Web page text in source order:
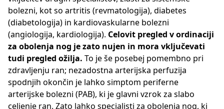
bolezni, kot so artritis (revmatologija), diabetes
(diabetologija) in kardiovaskularne bolezni
(angiologija, kardiologija). Celovit pregled v ordinaciji
za obolenja nog je zato nujen in mora vključevati
tudi pregled ožilja. To je še posebej pomembno pri
zdravljenju ran; nezadostna arterijska perfuzija
spodnjih okončin je lahko simptom periferne
arterijske bolezni (PAB), ki je glavni vzrok za slabo
celjenje ran. Zato lahko specialisti za obolenja nog, ki